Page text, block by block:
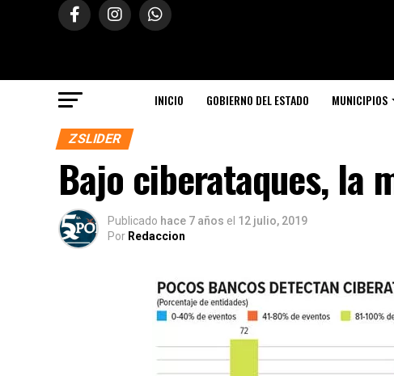
INICIO GOBIERNO DEL ESTADO MUNICIPIOS
ZSLIDER
Bajo ciberataques, la
Publicado hace 7 años el 12 julio, 2019
Por Redaccion